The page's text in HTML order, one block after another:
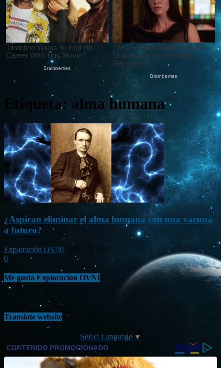
Etiqueta: alma humana
¿Aspiran eliminar el alma humana con una vacuna
a futuro?
Exploración OVNI
Dic 13, 2019
0
Me gusta Exploración OVNI
Translate website
Select Language ▼